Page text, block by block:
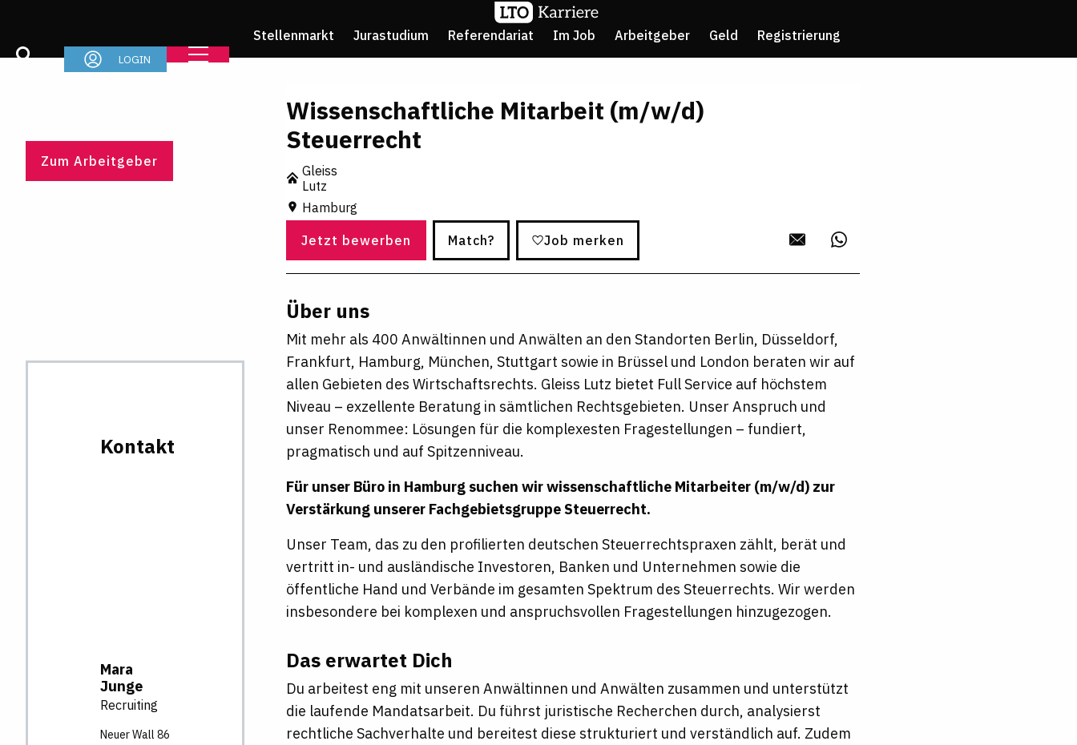
Stellenmarkt Jurastudium Referendariat Im Job Arbeitgeber Geld Registrierung
LOGIN
Zum Arbeitgeber
Kontakt
Mara
Junge
Recruiting
Neuer Wall 86
Wissenschaftliche Mitarbeit (m/w/d)
Steuerrecht
Gleiss
Lutz
Hamburg
Jetzt bewerben Match? Job merken
Über uns
Mit mehr als 400 Anwältinnen und Anwälten an den Standorten Berlin, Düsseldorf,
Frankfurt, Hamburg, München, Stuttgart sowie in Brüssel und London beraten wir auf
allen Gebieten des Wirtschaftsrechts. Gleiss Lutz bietet Full Service auf höchstem
Niveau – exzellente Beratung in sämtlichen Rechtsgebieten. Unser Anspruch und
unser Renommee: Lösungen für die komplexesten Fragestellungen – fundiert,
pragmatisch und auf Spitzenniveau.
Für unser Büro in Hamburg suchen wir wissenschaftliche Mitarbeiter (m/w/d) zur
Verstärkung unserer Fachgebietsgruppe Steuerrecht.
Unser Team, das zu den profilierten deutschen Steuerrechtspraxen zählt, berät und
vertritt in- und ausländische Investoren, Banken und Unternehmen sowie die
öffentliche Hand und Verbände im gesamten Spektrum des Steuerrechts. Wir werden
insbesondere bei komplexen und anspruchsvollen Fragestellungen hinzugezogen.
Das erwartet Dich
Du arbeitest eng mit unseren Anwältinnen und Anwälten zusammen und unterstützt
die laufende Mandatsarbeit. Du führst juristische Recherchen durch, analysierst
rechtliche Sachverhalte und bereitest diese strukturiert und verständlich auf. Zudem